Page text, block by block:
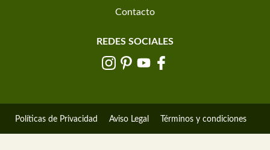
Contacto
REDES SOCIALES
Políticas de Privacidad Aviso Legal Términos y condiciones